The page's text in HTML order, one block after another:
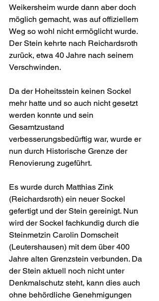
Weikersheim wurde dann aber doch
möglich gemacht, was auf offiziellem
Weg so wohl nicht ermöglicht wurde.
Der Stein kehrte nach Reichardsroth
zurück, etwa 40 Jahre nach seinem
Verschwinden.
Da der Hoheitsstein keinen Sockel
mehr hatte und so auch nicht gesetzt
werden konnte und sein
Gesamtzustand
verbesserungsbedürftig war, wurde er
nun durch Historische Grenze der
Renovierung zugeführt.
Es wurde durch Matthias Zink
(Reichardsroth) ein neuer Sockel
gefertigt und der Stein gereinigt. Nun
wird der Sockel fachkundig durch die
Steinmetzin Carolin Domscheit
(Leutershausen) mit dem über 400
Jahre alten Grenzstein verbunden. Da
der Stein aktuell noch nicht unter
Denkmalschutz steht, kann dies auch
ohne behördliche Genehmigungen